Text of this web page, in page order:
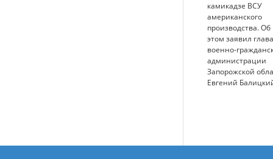
камикадзе ВСУ
американского
производства. Об
этом заявил глава
военно-
администрации
Запорожской
Евгений